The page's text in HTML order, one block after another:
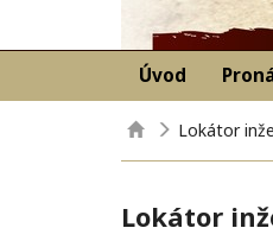
Úvod
Lokátor
Lokátor